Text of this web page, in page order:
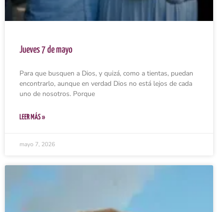
Jueves 7 de mayo
Para que busquen a Dios, y quizá, como a tientas, puedan
encontrarlo, aunque en verdad Dios no está lejos de cada
uno de nosotros. Porque
LEER MÁS »
mayo 7, 2026